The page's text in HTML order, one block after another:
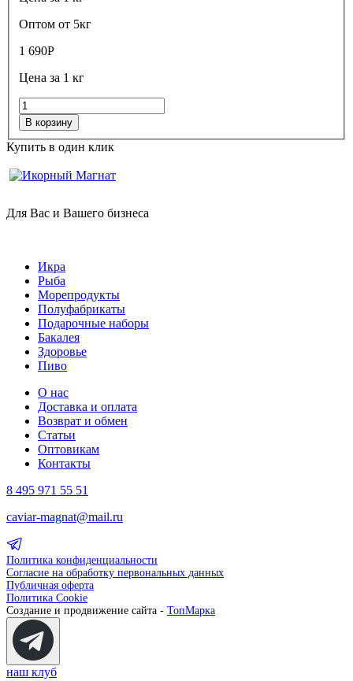
Оптом от 5кг
1 690Р
Цена за 1 кг
В корзину
Купить в один клик
Для Вас и Вашего бизнеса
Икра
Рыба
Морепродукты
Полуфабрикаты
Подарочные наборы
Бакалея
Здоровье
Пиво
О нас
Доставка и оплата
Возврат и обмен
Статьи
Оптовикам
Контакты
8 495 971 55 51
caviar-magnat@mail.ru
Политика конфиденциальности
Согласие на обработку первональных данных
Публичная оферта
Политика Cookie
Создание и продвижение сайта - ТопМарка
наш клуб